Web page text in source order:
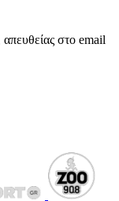
στο email